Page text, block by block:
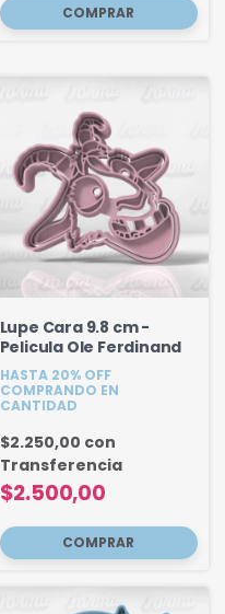
Lupe Cara 9.8 cm -
Pelicula Ole Ferdinand
HASTA 20% OFF
COMPRANDO EN
CANTIDAD
$2.500,00
$2.250,00 con
Transferencia